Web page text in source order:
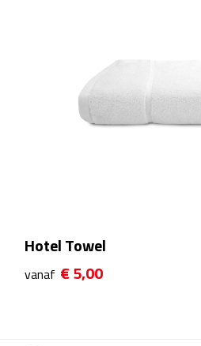
Multifunctionele documentmappen
Schrijfmappen
Notitieboeken en Schriften
Memo's
Hotel Towel
vanaf € 5,00